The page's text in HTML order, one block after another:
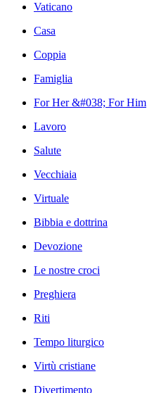
Vaticano
Casa
Coppia
Famiglia
For Her &#038; For Him
Lavoro
Salute
Vecchiaia
Virtuale
Bibbia e dottrina
Devozione
Le nostre croci
Preghiera
Riti
Tempo liturgico
Virtù cristiane
Divertimento